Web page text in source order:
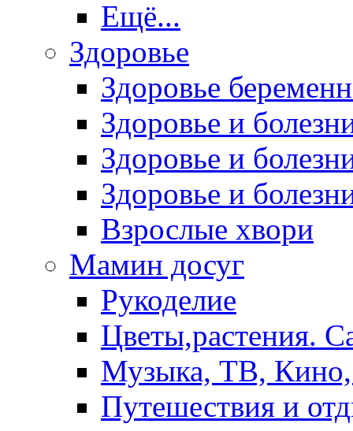
Ещё...
Здоровье
Здоровье
Здоровье и
Здоровье и
Здоровье и
Взрослые хвори
Мамин досуг
Рукоделие
Цветы,растения.
Музыка, ТВ,
Путешествия и